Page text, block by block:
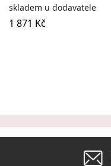
skladem u dodavatele
1 871 Kč